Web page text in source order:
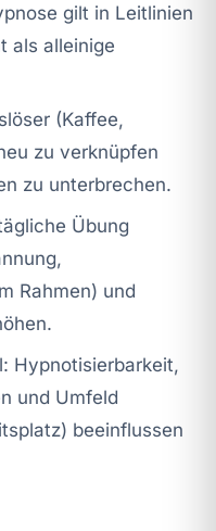
gilt in Leitlinien
als alleinige
(Kaffee,
zu verknüpfen
zu unterbrechen.
Übung
Rahmen) und
Hypnotisierbarkeit,
und Umfeld
beeinflussen